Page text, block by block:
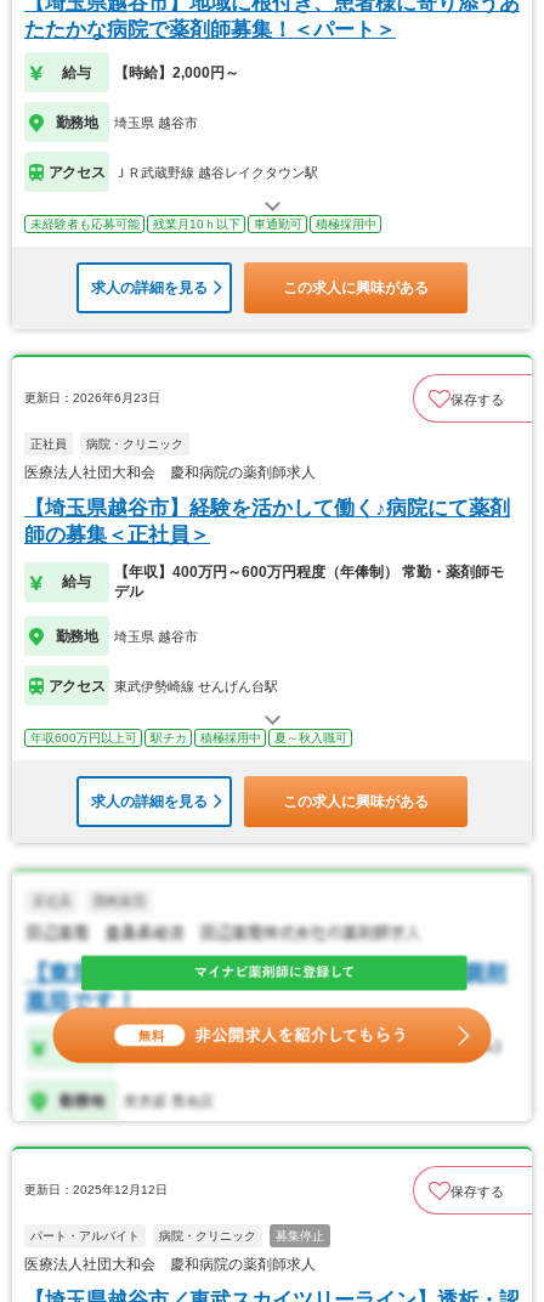
たたかな病院で薬剤師募集！＜パート＞
給与 【時給】2,000円～
勤務地 埼玉県 越谷市
アクセス ＪＲ武蔵野線 越谷レイクタウン駅
未経験者も応募可能 残業月10ｈ以下 車通勤可 積極採用中
求人の詳細を見る この求人に興味がある
更新日：2026年6月23日 保存する
正社員 病院・クリニック
医療法人社団大和会 慶和病院の薬剤師求人
【埼玉県越谷市】経験を活かして働く♪病院にて薬剤
師の募集＜正社員＞
給与
【年収】400万円～600万円程度（年俸制） 常勤・薬剤師モ
デル
勤務地 埼玉県 越谷市
アクセス 東武伊勢崎線 せんげん台駅
年収600万円以上可 駅チカ 積極採用中 夏～秋入職可
求人の詳細を見る この求人に興味がある
更新日：2025年12月12日 保存する
パート・アルバイト 病院・クリニック 募集停止
医療法人社団大和会 慶和病院の薬剤師求人